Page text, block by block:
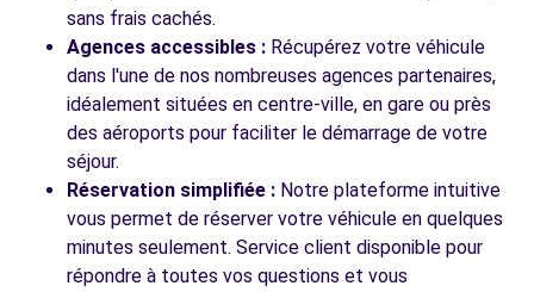
sans frais cachés.
Agences accessibles : Récupérez votre véhicule
dans l'une de nos nombreuses agences partenaires,
idéalement situées en centre-ville, en gare ou près
des aéroports pour faciliter le démarrage de votre
séjour.
Réservation simplifiée : Notre plateforme intuitive
vous permet de réserver votre véhicule en quelques
minutes seulement. Service client disponible pour
répondre à toutes vos questions et vous